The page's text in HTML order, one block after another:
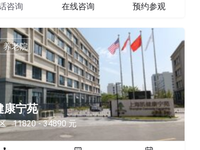
咨询 在线咨询 预约参观
康宁苑
11820 - 34890 元
养老院